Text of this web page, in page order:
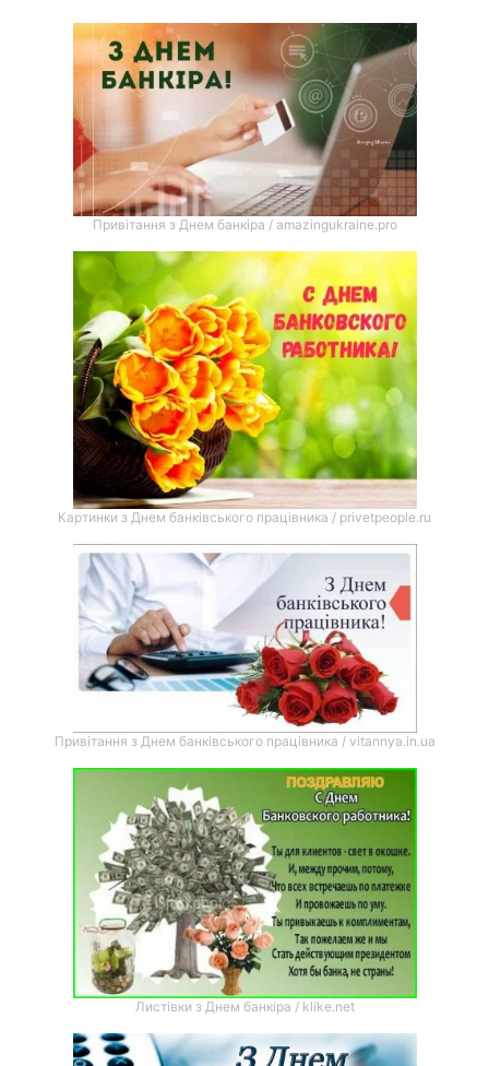
Привітання з Днем банкіра / amazingukraine.pro
Картинки з Днем банківського працівника / privetpeople.ru
Привітання з Днем банківського працівника / vitannya.in.ua
Листівки з Днем банкіра / klike.net